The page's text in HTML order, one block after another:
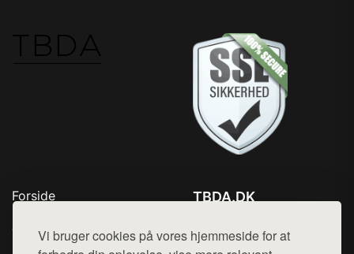
Vi bruger cookies på vores hjemmeside for at
Forside
Top Rabatter
TBDA.DK